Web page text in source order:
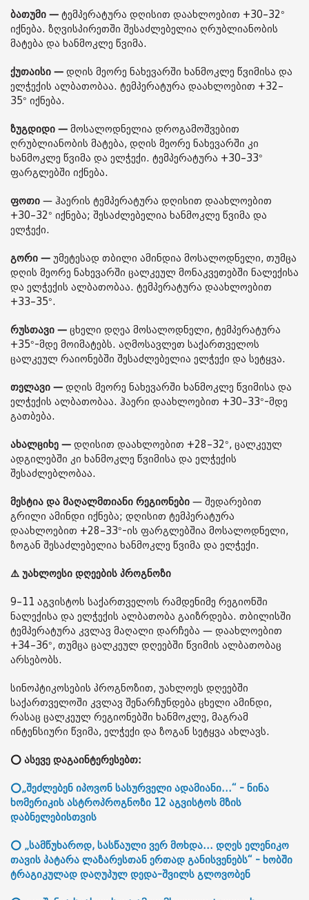
ბათუმი — ტემპერატურა დღისით დაახლოებით +30–32°
იქნება. ზღვისპირეთში შესაძლებელია ღრუბლიანობის
მატება და ხანმოკლე წვიმა.
ქუთაისი — დღის მეორე ნახევარში ხანმოკლე წვიმისა და
ელჭექის ალბათობაა. ტემპერატურა დაახლოებით +32–
35° იქნება.
ზუგდიდი — მოსალოდნელია დროგამოშვებით
ღრუბლიანობის მატება, დღის მეორე ნახევარში კი
ხანმოკლე წვიმა და ელჭექი. ტემპერატურა +30–33°
ფარგლებში იქნება.
ფოთი — ჰაერის ტემპერატურა დღისით დაახლოებით
+30–32° იქნება; შესაძლებელია ხანმოკლე წვიმა და
ელჭექი.
გორი — უმეტესად თბილი ამინდია მოსალოდნელი, თუმცა
დღის მეორე ნახევარში ცალკეულ მონაკვეთებში ნალექისა
და ელჭექის ალბათობაა. ტემპერატურა დაახლოებით
+33–35°.
რუსთავი — ცხელი დღეა მოსალოდნელი, ტემპერატურა
+35°-მდე მოიმატებს. აღმოსავლეთ საქართველოს
ცალკეულ რაიონებში შესაძლებელია ელჭექი და სეტყვა.
თელავი — დღის მეორე ნახევარში ხანმოკლე წვიმისა და
ელჭექის ალბათობაა. ჰაერი დაახლოებით +30–33°-მდე
გათბება.
ახალციხე — დღისით დაახლოებით +28–32°, ცალკეულ
ადგილებში კი ხანმოკლე წვიმისა და ელჭექის
შესაძლებლობაა.
მესტია და მაღალმთიანი რეგიონები — შედარებით
გრილი ამინდი იქნება; დღისით ტემპერატურა
დაახლოებით +28–33°-ის ფარგლებშია მოსალოდნელი,
ზოგან შესაძლებელია ხანმოკლე წვიმა და ელჭექი.
⚠️ უახლოესი დღეების პროგნოზი
9–11 აგვისტოს საქართველოს რამდენიმე რეგიონში
ნალექისა და ელჭექის ალბათობა გაიზრდება. თბილისში
ტემპერატურა კვლავ მაღალი დარჩება — დაახლოებით
+34–36°, თუმცა ცალკეულ დღეებში წვიმის ალბათობაც
არსებობს.
სინოპტიკოსების პროგნოზით, უახლოეს დღეებში
საქართველოში კვლავ შენარჩუნდება ცხელი ამინდი,
რასაც ცალკეულ რეგიონებში ხანმოკლე, მაგრამ
ინტენსიური წვიმა, ელჭექი და ზოგან სეტყვა ახლავს.
⭕ ასევე დაგაინტერესებთ:
⭕„შეძლებენ იპოვონ სასურველი ადამიანი...“ - ნინა
ხომერიკის ასტროპროგნოზი 12 აგვისტოს მზის
დაბნელებისთვის
⭕ „სამწუხაროდ, სასწაული ვერ მოხდა... დღეს ელენიკო
თავის პატარა ლაზარესთან ერთად განისვენებს“ - ხობში
ტრაგიკულად დაღუპულ დედა-შვილს გლოვობენ